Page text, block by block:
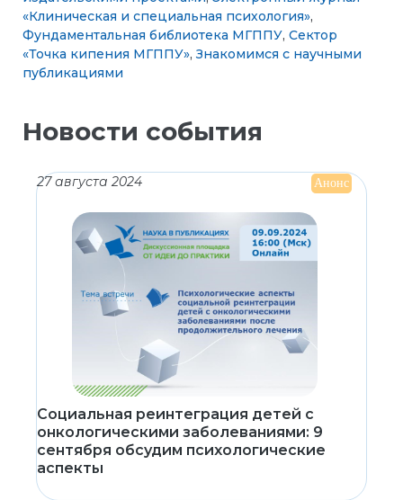
«Клиническая и специальная психология»,
Фундаментальная библиотека МГППУ, Сектор
«Точка кипения МГППУ»,Знакомимся с научными
публикациями
Новости события
27 августа 2024 Анонс
Социальная реинтеграция детей с
онкологическими заболеваниями: 9
сентября обсудим психологические
аспекты